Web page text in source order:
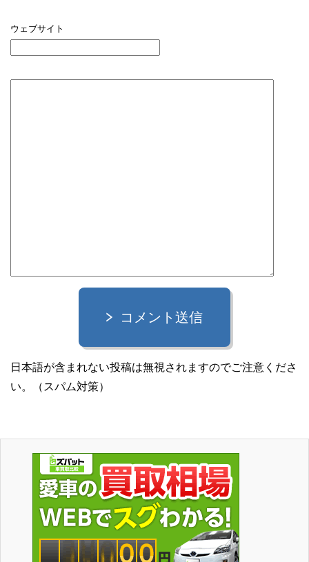
ウェブサイト
コメント送信
日本語が含まれない投稿は無視されますのでご注意くださ
い。（スパム対策）